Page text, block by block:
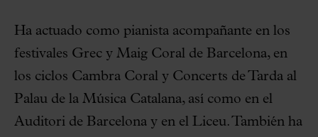
Ha actuado como pianista acompañante en los
festivales Grec y Maig Coral de Barcelona, en
los ciclos Cambra Coral y Concerts de Tarda al
Palau de la Música Catalana, así como en el
Auditori de Barcelona y en el Liceu. También ha